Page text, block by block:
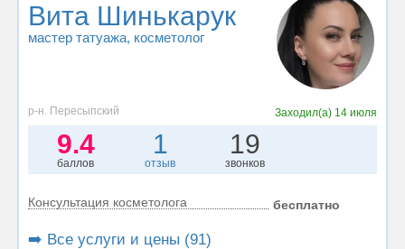
Вита Шинькарук
мастер татуажа, косметолог
р-н. Пересыпский Заходил(а) 14 июля
9.4
баллов
1
отзыв
19
звонков
Консультация косметолога бесплатно
➡️ Все услуги и цены (91)